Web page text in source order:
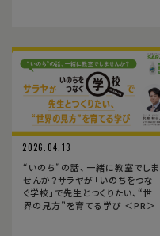
2026.04.13
“いのち”の話、一緒に教室でしま
せんか？サラヤが「いのちをつな
ぐ学校」で先生とつくりたい、“世
界の見方”を育てる学び ＜PR＞